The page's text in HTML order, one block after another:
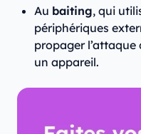
Au baiting, qui
périphériques
propager l’attaque
un appareil.